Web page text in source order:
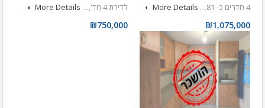
4 חדרים כ- 81…
More Details
₪1,075,000
לדירת 4 חד',…
More Details
₪750,000